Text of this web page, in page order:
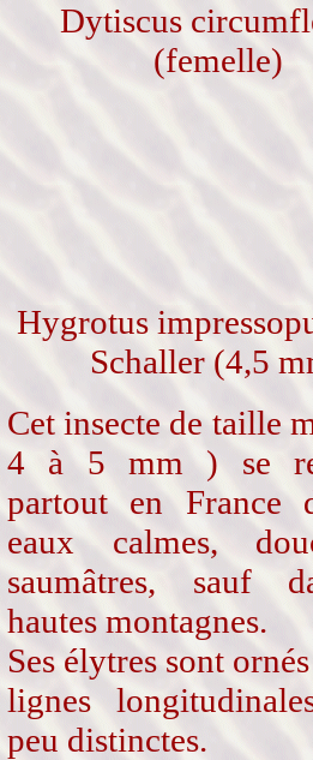
Dytiscus
(femelle)
Hygrotus
Schaller (4,5
Cet insecte de taille
4 à 5 mm ) se
partout en France
eaux calmes,
saumâtres, sauf
hautes montagnes.
Ses élytres sont
lignes
peu distinctes.